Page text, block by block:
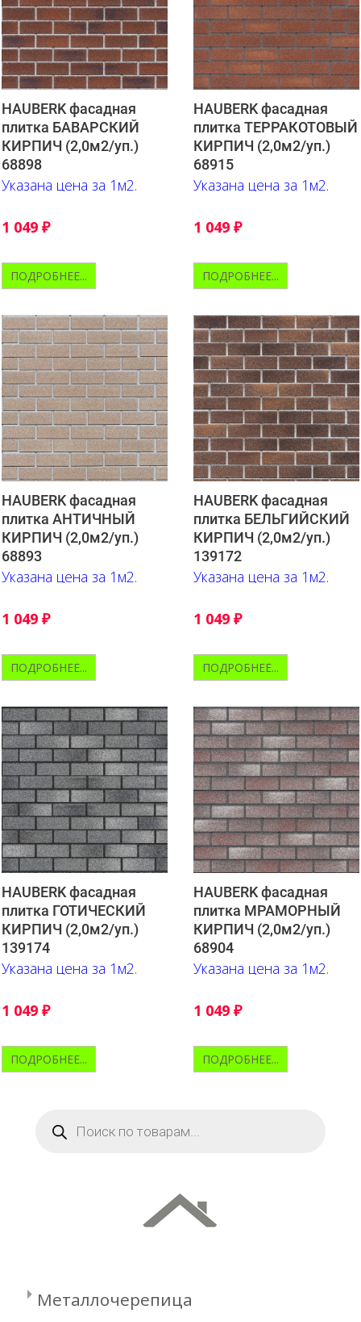
HAUBERK фасадная
плитка БАВАРСКИЙ
КИРПИЧ (2,0м2/уп.)
68898
Указана цена за 1м2.
1 049 ₽
ПОДРОБНЕЕ...
HAUBERK фасадная
плитка ТЕРРАКОТОВЫЙ
КИРПИЧ (2,0м2/уп.)
68915
Указана цена за 1м2.
1 049 ₽
ПОДРОБНЕЕ...
HAUBERK фасадная
плитка АНТИЧНЫЙ
КИРПИЧ (2,0м2/уп.)
68893
Указана цена за 1м2.
1 049 ₽
ПОДРОБНЕЕ...
HAUBERK фасадная
плитка БЕЛЬГИЙСКИЙ
КИРПИЧ (2,0м2/уп.)
139172
Указана цена за 1м2.
1 049 ₽
ПОДРОБНЕЕ...
HAUBERK фасадная
плитка ГОТИЧЕСКИЙ
КИРПИЧ (2,0м2/уп.)
139174
Указана цена за 1м2.
1 049 ₽
ПОДРОБНЕЕ...
HAUBERK фасадная
плитка МРАМОРНЫЙ
КИРПИЧ (2,0м2/уп.)
68904
Указана цена за 1м2.
1 049 ₽
ПОДРОБНЕЕ...
товаров
Металлочерепица